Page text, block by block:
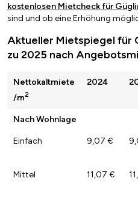
kostenlosen Mietcheck für
sind und ob eine Erhöhung
Aktueller Mietspiegel für
zu 2025 nach
Nettokaltmiete
/m2
2024
Nach Wohnlage
Einfach 9,07 €
Mittel 11,07 €